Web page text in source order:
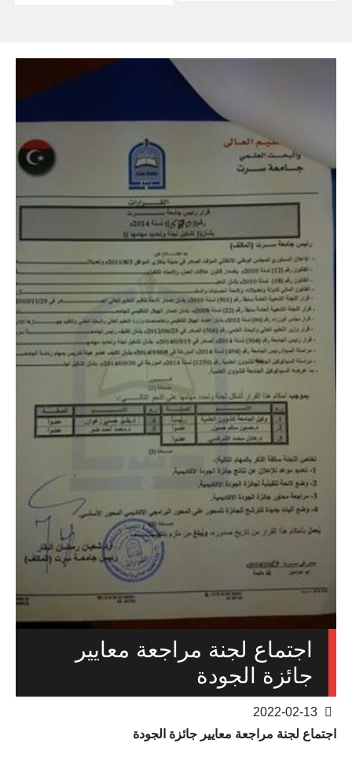
اجتماع لجنة مراجعة معايير
جائزة الجودة
اجتماع لجنة مراجعة معايير جائزة الجودة